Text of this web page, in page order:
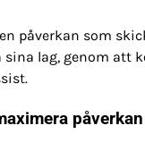
påverkan som
lag, genom att